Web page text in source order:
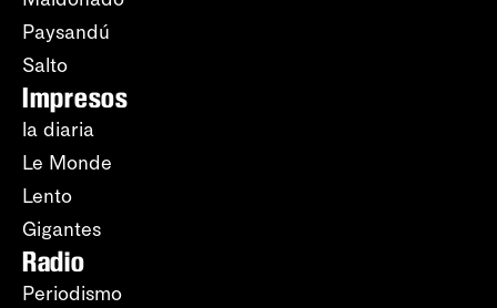
Paysandú
Salto
Impresos
la diaria
Le Monde
Lento
Gigantes
Radio
Periodismo